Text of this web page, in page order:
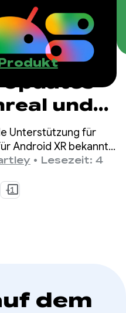
und
Unterstützung für
Android XR bekannt
wir neue Tools vor,
steigern und neue
den Android XR
XR Interaction
• Lesezeit: 4
+1
dem